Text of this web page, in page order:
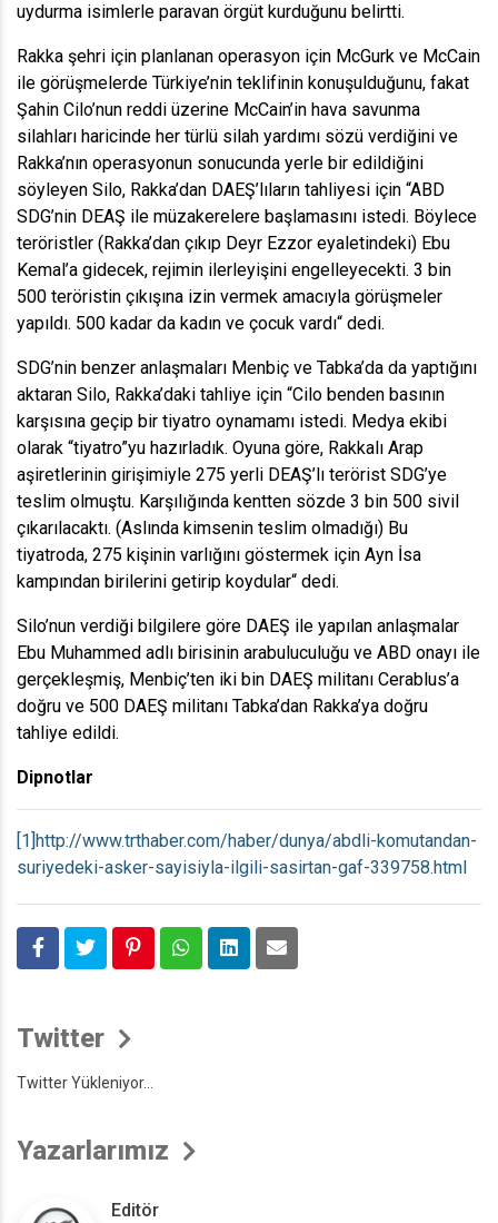
uydurma isimlerle paravan örgüt kurduğunu belirtti.
Rakka şehri için planlanan operasyon için McGurk ve McCain
ile görüşmelerde Türkiye’nin teklifinin konuşulduğunu, fakat
Şahin Cilo’nun reddi üzerine McCain’in hava savunma
silahları haricinde her türlü silah yardımı sözü verdiğini ve
Rakka’nın operasyonun sonucunda yerle bir edildiğini
söyleyen Silo, Rakka’dan DAEŞ’lıların tahliyesi için “ABD
SDG’nin DEAŞ ile müzakerelere başlamasını istedi. Böylece
teröristler (Rakka’dan çıkıp Deyr Ezzor eyaletindeki) Ebu
Kemal’a gidecek, rejimin ilerleyişini engelleyecekti. 3 bin
500 teröristin çıkışına izin vermek amacıyla görüşmeler
yapıldı. 500 kadar da kadın ve çocuk vardı“ dedi.
SDG’nin benzer anlaşmaları Menbiç ve Tabka’da da yaptığını
aktaran Silo, Rakka’daki tahliye için “Cilo benden basının
karşısına geçip bir tiyatro oynamamı istedi. Medya ekibi
olarak “tiyatro”yu hazırladık. Oyuna göre, Rakkalı Arap
aşiretlerinin girişimiyle 275 yerli DEAŞ’lı terörist SDG’ye
teslim olmuştu. Karşılığında kentten sözde 3 bin 500 sivil
çıkarılacaktı. (Aslında kimsenin teslim olmadığı) Bu
tiyatroda, 275 kişinin varlığını göstermek için Ayn İsa
kampından birilerini getirip koydular“ dedi.
Silo’nun verdiği bilgilere göre DAEŞ ile yapılan anlaşmalar
Ebu Muhammed adlı birisinin arabuluculuğu ve ABD onayı ile
gerçekleşmiş, Menbiç’ten iki bin DAEŞ militanı Cerablus’a
doğru ve 500 DAEŞ militanı Tabka’dan Rakka’ya doğru
tahliye edildi.
Dipnotlar
[1] http://www.trthaber.com/haber/dunya/abdli-komutandan-
suriyedeki-asker-sayisiyla-ilgili-sasirtan-gaf-339758.html
Twitter
Twitter Yükleniyor...
Yazarlarımız
Editör